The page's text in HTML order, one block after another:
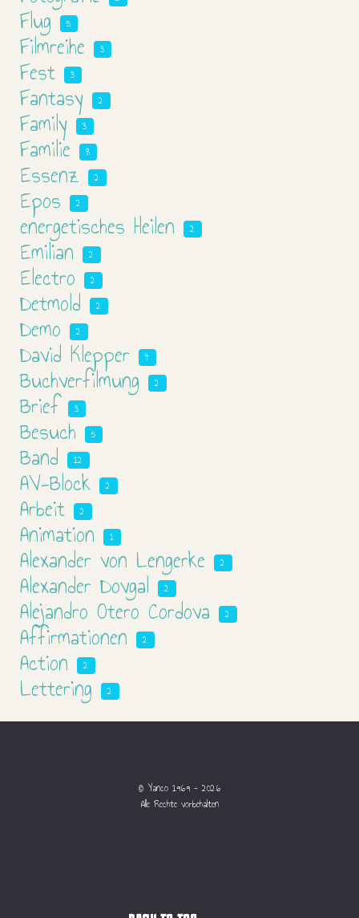
Flug 5
Filmreihe 3
Fest 3
Fantasy 2
Family 3
Familie 8
Essenz 2
Epos 2
energetisches Heilen 2
Emilian 2
Electro 2
Detmold 2
Demo 2
David Klepper 4
Buchverfilmung 2
Brief 3
Besuch 5
Band 12
AV-Block 2
Arbeit 2
Animation 1
Alexander von Lengerke 2
Alexander Dovgal 2
Alejandro Otero Cordova 2
Affirmationen 2
Action 2
Lettering 2
© Yanco 1969 - 2026
Alle Rechte vorbehalten